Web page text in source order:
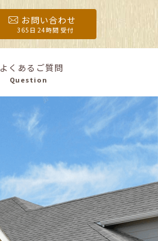
お問い合わせ
365日 24時間 受付
よくあるご質問
Question